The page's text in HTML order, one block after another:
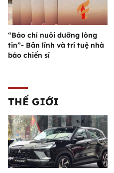
“Báo chí nuôi dưỡng lòng
tin”- Bản lĩnh và trí tuệ nhà
báo chiến sĩ
THẾ GIỚI